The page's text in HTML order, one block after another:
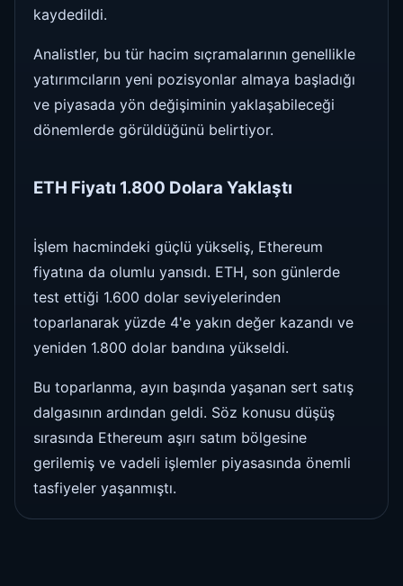
kaydedildi.
Analistler, bu tür hacim sıçramalarının genellikle
yatırımcıların yeni pozisyonlar almaya başladığı
ve piyasada yön değişiminin yaklaşabileceği
dönemlerde görüldüğünü belirtiyor.
ETH Fiyatı 1.800 Dolara Yaklaştı
İşlem hacmindeki güçlü yükseliş, Ethereum
fiyatına da olumlu yansıdı. ETH, son günlerde
test ettiği 1.600 dolar seviyelerinden
toparlanarak yüzde 4'e yakın değer kazandı ve
yeniden 1.800 dolar bandına yükseldi.
Bu toparlanma, ayın başında yaşanan sert satış
dalgasının ardından geldi. Söz konusu düşüş
sırasında Ethereum aşırı satım bölgesine
gerilemiş ve vadeli işlemler piyasasında önemli
tasfiyeler yaşanmıştı.